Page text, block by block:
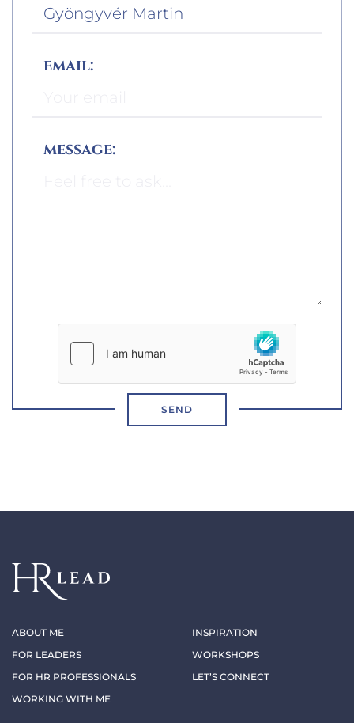
email:
message:
SEND
ABOUT ME
FOR LEADERS
FOR HR PROFESSIONALS
WORKING WITH ME
INSPIRATION
WORKSHOPS
LET’S CONNECT